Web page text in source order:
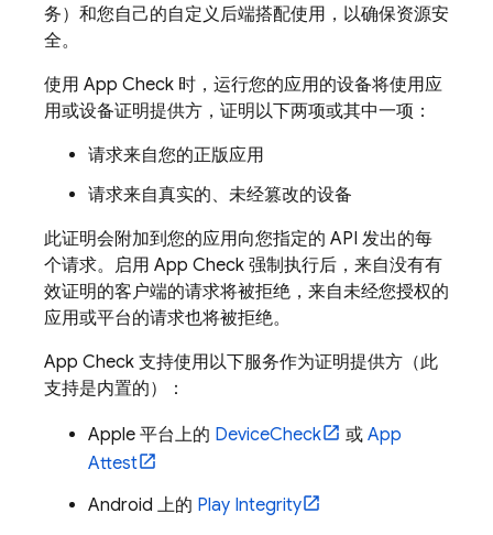
务）和您自己的自定义后端搭配使用，以确保资源安
全。
使用 App Check 时，运行您的应用的设备将使用应
用或设备证明提供方，证明以下两项或其中一项：
请求来自您的正版应用
请求来自真实的、未经篡改的设备
此证明会附加到您的应用向您指定的 API 发出的每
个请求。启用 App Check 强制执行后，来自没有有
效证明的客户端的请求将被拒绝，来自未经您授权的
应用或平台的请求也将被拒绝。
App Check 支持使用以下服务作为证明提供方（此
支持是内置的）：
Apple 平台上的 DeviceCheck 或 App
Attest
Android 上的 Play Integrity